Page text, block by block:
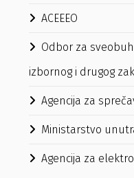
ACEEEO
Odbor za
izbornog i drugog
Agencija za
Ministarstvo
Agencija za